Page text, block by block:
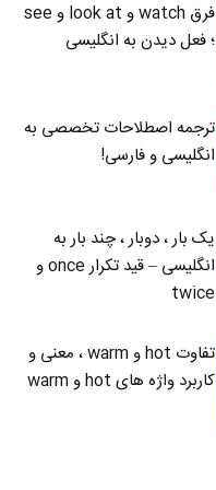
فرق watch و look at و see
؛ فعل دیدن به انگلیسی
ترجمه اصطلاحات تخصصی به
انگلیسی و فارسی!
یک بار ، دوبار ، چند بار به
انگلیسی – قید تکرار once و
twice
تفاوت hot و warm ، معنی و
کاربرد واژه های hot و warm